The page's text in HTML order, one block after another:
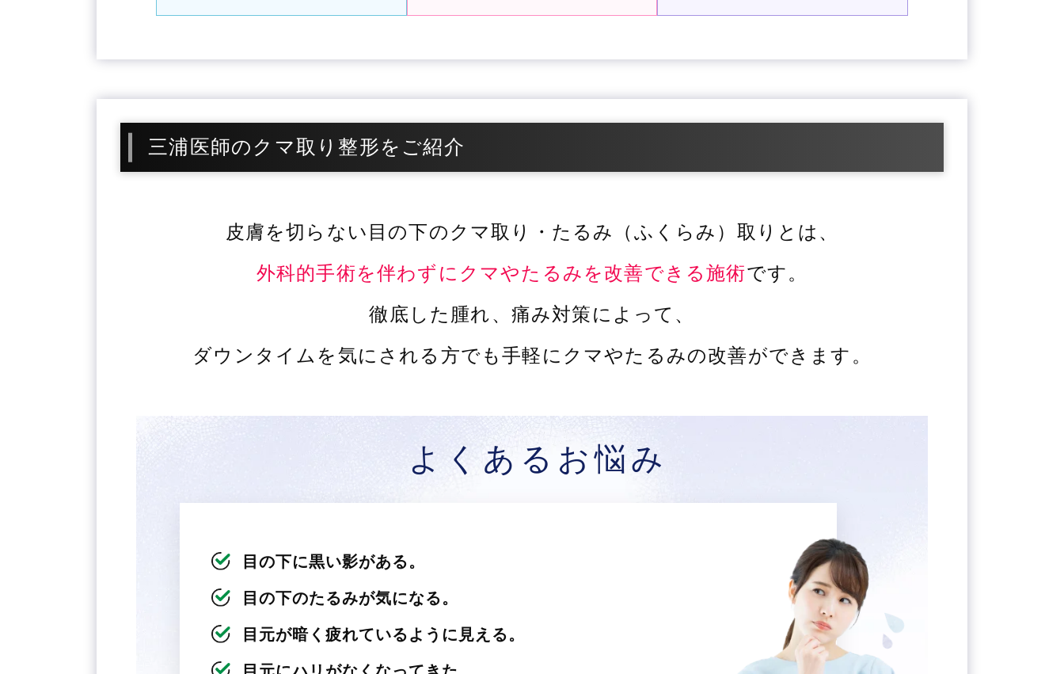
三浦医師のクマ取り整形をご紹介
皮膚を切らない目の下のクマ取り・たるみ（ふくらみ）取りとは、
外科的手術を伴わずにクマやたるみを改善できる施術です。
徹底した腫れ、痛み対策によって、
ダウンタイムを気にされる方でも手軽にクマやたるみの改善ができます。
よくあるお悩み
目の下に黒い影がある。
目の下のたるみが気になる。
目元が暗く疲れているように見える。